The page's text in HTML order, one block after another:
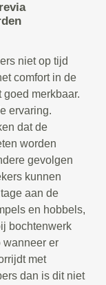
niet op tijd
comfort in de
merkbaar.
ervaring.
dat de
worden
gevolgen
kunnen
aan de
en hobbels,
bochtenwerk
wanneer er
met
dan is dit niet